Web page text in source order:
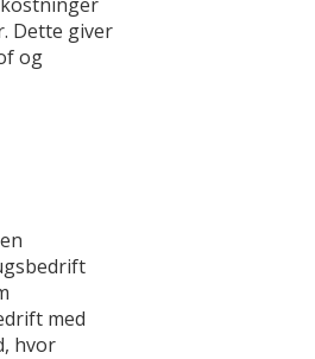
Dette giver
og
med
hvor